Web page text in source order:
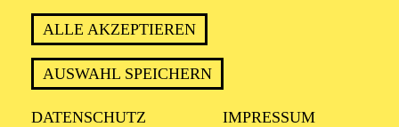
ALLE AKZEPTIEREN
AUSWAHL SPEICHERN
DATENSCHUTZ IMPRESSUM
TICKETS